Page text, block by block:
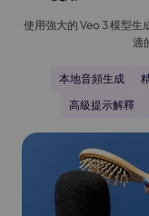
使用強大的 Veo 3 模型
適
本地音頻生成
高級提示解釋